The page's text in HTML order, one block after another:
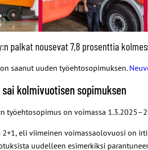
palkat nousevat 7,8 prosenttia
saanut uuden työehtosopimuksen.
kolmivuotisen sopimuksen
työehtosopimus on voimassa
eli viimeinen voimassaolovuosi on
uudelleen esimerkiksi